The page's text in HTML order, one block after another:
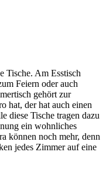
Tische. Am Esstisch
Feiern oder auch
gehört zur
hat, der hat auch einen
diese Tische tragen dazu
ein wohnliches
können noch mehr, denn
jedes Zimmer auf eine